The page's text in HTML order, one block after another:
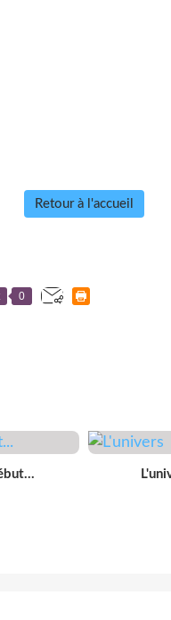
Retour à l'accueil
0